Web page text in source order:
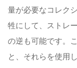
量が必要なコレク
牲にして、ストレ
の逆も可能です。
と、それらを使用